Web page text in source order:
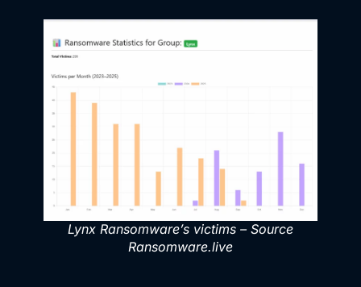
Lynx Ransomware’s victims – Source
Ransomware.live